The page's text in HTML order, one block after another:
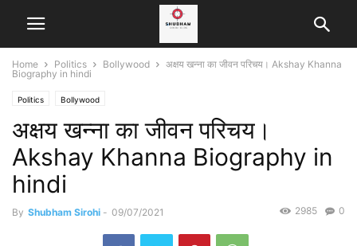
Home Politics Bollywood
अक्षय खन्ना का जीवन परिचय। Akshay Khanna
Biography in hindi
Politics Bollywood
अक्षय खन्ना का जीवन परिचय।
Akshay Khanna Biography in
hindi
By Shubham Sirohi - 09/07/2021 0
2985